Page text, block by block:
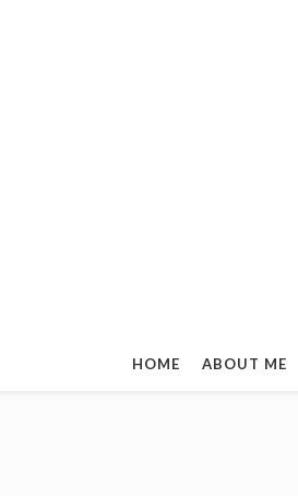
HOME ABOUT ME